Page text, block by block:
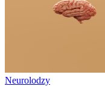
Neurolodzy